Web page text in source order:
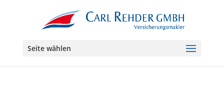
Seite wählen